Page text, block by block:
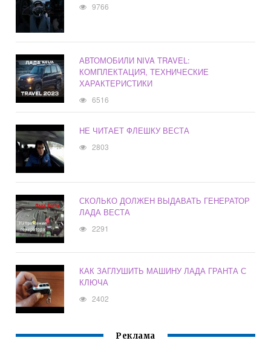
9766
АВТОМОБИЛИ NIVA TRAVEL:
КОМПЛЕКТАЦИЯ, ТЕХНИЧЕСКИЕ
ХАРАКТЕРИСТИКИ
6516
НЕ ЧИТАЕТ ФЛЕШКУ ВЕСТА
2803
СКОЛЬКО ДОЛЖЕН ВЫДАВАТЬ ГЕНЕРАТОР
ЛАДА ВЕСТА
2291
КАК ЗАГЛУШИТЬ МАШИНУ ЛАДА ГРАНТА С
КЛЮЧА
2402
Реклама